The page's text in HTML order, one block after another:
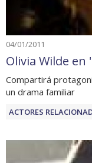
04/01/2011
Olivia Wilde en
Compartirá
un drama familiar
ACTORES